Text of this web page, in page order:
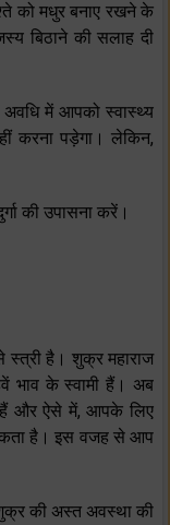
को मधुर बनाए रखने के
बिठाने की सलाह दी
में आपको स्वास्थ्य
करना पड़ेगा। लेकिन,
की उपासना करें।
स्त्री है। शुक्र महाराज
भाव के स्वामी हैं। अब
और ऐसे में, आपके लिए
है। इस वजह से आप
की अस्त अवस्था की